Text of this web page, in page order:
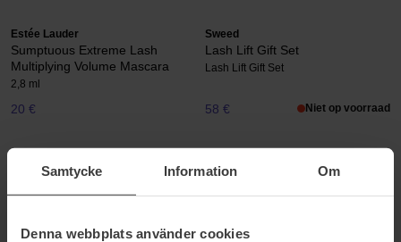
Samtycke Information Om
Denna webbplats använder cookies
Estée Lauder
Sumptuous Extreme Lash
Multiplying Volume Mascara
2,8 ml
20 €
Sweed
Lash Lift Gift Set
Lash Lift Gift Set
58 € Niet op voorraad
Glo Skin Beauty
Water Resistant Mascara
8 ml
Glo Skin Beauty
Lash Lengthening Mascara
8 ml